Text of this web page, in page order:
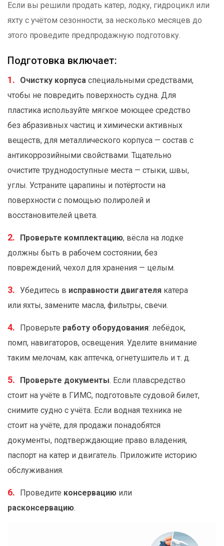
Если вы решили продать катер, лодку, гидроцикл или
яхту с учётом сезонности, за несколько месяцев до
этого проведите предпродажную подготовку.
Подготовка включает:
Очистку корпуса специальными средствами,
чтобы не повредить поверхность судна. Для
пластика используйте мягкое моющее средство
без абразивных частиц и химически активных
веществ, для металлического корпуса — состав с
антикоррозийными свойствами. Тщательно
очистите труднодоступные места — стыки, швы,
углы. Устраните царапины и потёртости на
поверхности с помощью полиролей и
восстановителей цвета.
Проверьте комплектацию, вёсла на лодке
должны быть в рабочем состоянии, без
повреждений, чехол для хранения — целым.
Убедитесь в исправности двигателя катера
или яхты, замените масла, фильтры, свечи.
Проверьте работу оборудования: лебёдок,
помп, навигаторов, освещения. Уделите внимание
таким мелочам, как аптечка, огнетушитель и т. д.
Проверьте документы. Если плавсредство
стоит на учёте в ГИМС, подготовьте судовой билет,
снимите судно с учёта. Если водная техника не
стоит на учёте, для продажи понадобятся
документы, подтверждающие право владения,
паспорт на катер и двигатель. Приложите историю
обслуживания.
Проведите консервацию или
расконсервацию.